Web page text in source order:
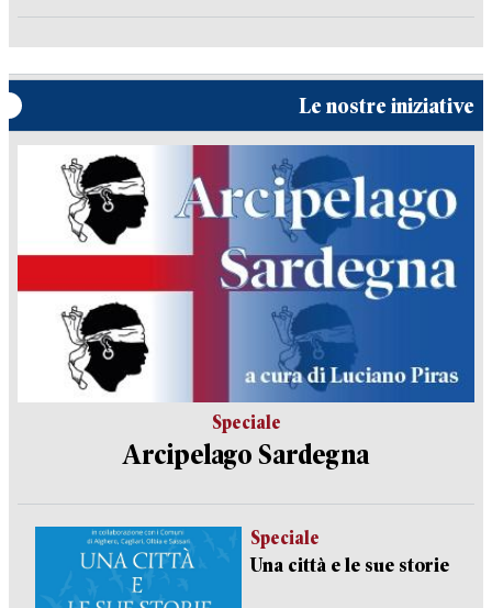
Le nostre iniziative
Speciale
Arcipelago Sardegna
Speciale
Una città e le sue storie